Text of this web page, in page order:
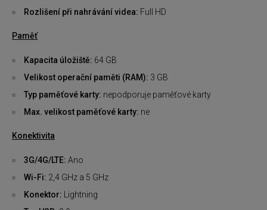
Rozlišení při nahrávání videa: Full HD
Paměť
Kapacita úložiště: 64 GB
Velikost operační paměti (RAM): 3 GB
Typ paměťové karty: nepodporuje paměťové karty
Max. velikost paměťové karty: ne
Konektivita
3G/4G/LTE: Ano
Wi-Fi: 2,4 GHz a 5 GHz
Konektor: Lightning